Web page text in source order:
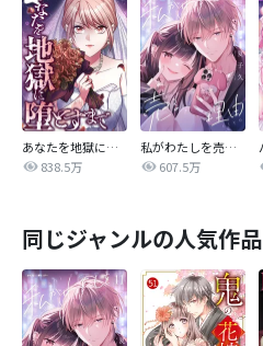
あなたを地獄に堕とすまで
838.5万
私がわたしを売る理由
607.5万
同じジャンルの人気作品